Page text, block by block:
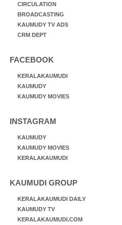
CIRCULATION
BROADCASTING
KAUMUDY TV ADS
CRM DEPT
FACEBOOK
KERALAKAUMUDI
KAUMUDY
KAUMUDY MOVIES
INSTAGRAM
KAUMUDY
KAUMUDY MOVIES
KERALAKAUMUDI
KAUMUDI GROUP
KERALAKAUMUDI DAILY
KAUMUDY TV
KERALAKAUMUDI.COM